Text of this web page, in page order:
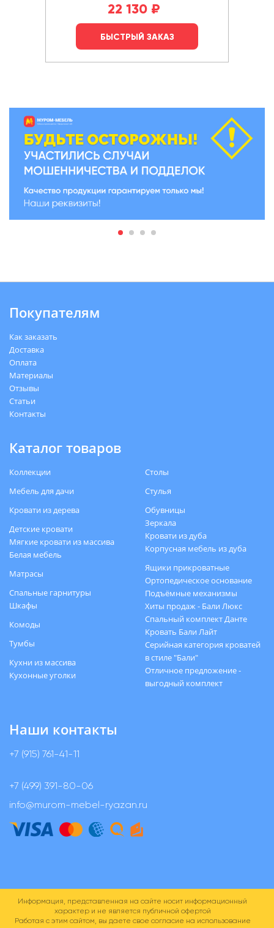
22 130 ₽
БЫСТРЫЙ ЗАКАЗ
Покупателям
Как заказать
Доставка
Оплата
Материалы
Отзывы
Статьи
Контакты
Каталог товаров
Коллекции
Мебель для дачи
Кровати из дерева
Детские кровати
Мягкие кровати из массива
Белая мебель
Матрасы
Спальные гарнитуры
Шкафы
Комоды
Тумбы
Кухни из массива
Кухонные уголки
Столы
Стулья
Обувницы
Зеркала
Кровати из дуба
Корпусная мебель из дуба
Ящики прикроватные
Ортопедическое основание
Подъёмные механизмы
Хиты продаж - Бали Люкс
Спальный комплект Данте
Кровать Бали Лайт
Серийная категория кроватей
в стиле "Бали"
Отличное предложение -
выгодный комплект
Наши контакты
+7 (915) 761-41-11
+7 (499) 391-80-06
info@murom-mebel-ryazan.ru
Информация, представленная на сайте носит информационный
характер и не является публичной офертой
Работая с этим сайтом, вы даете свое согласие на использование